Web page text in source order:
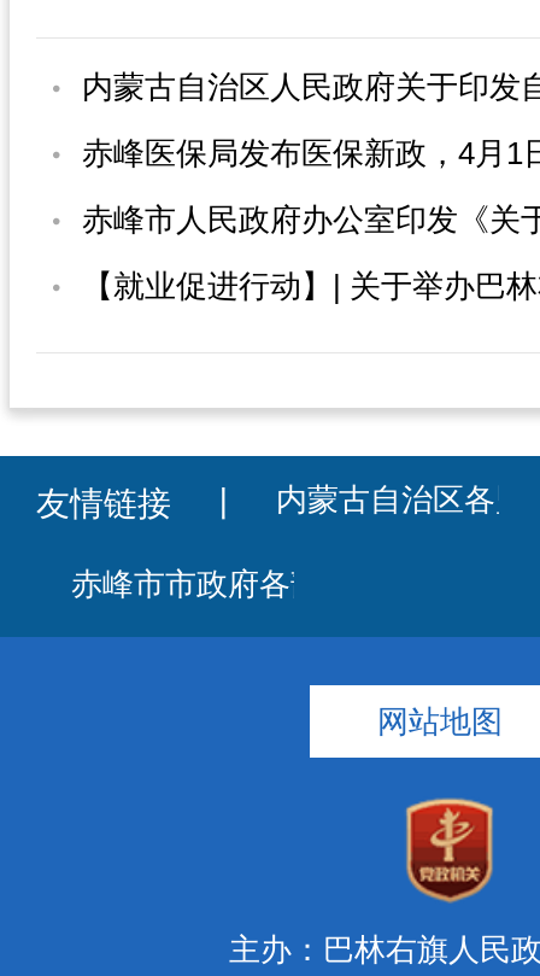
友情链接
网站地图
主办：巴林右旗人民